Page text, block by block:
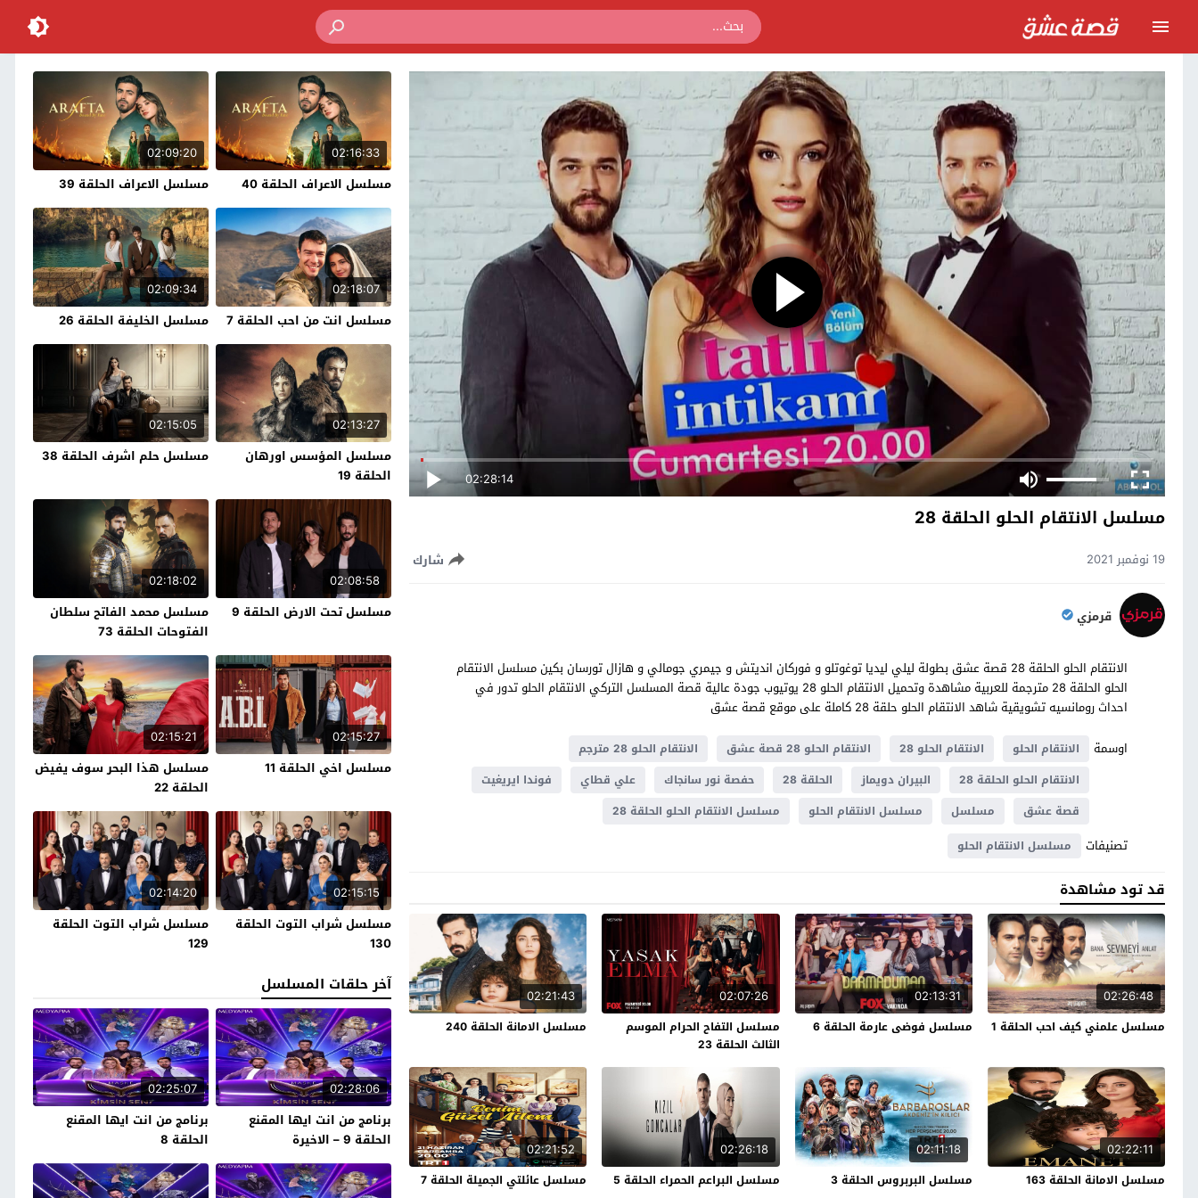
02:28:14
مسلسل الانتقام الحلو الحلقة 28
19 نوفمبر 2021 شارك
قرمزي
الانتقام الحلو الحلقة 28 قصة عشق بطولة ليلي ليديا توغوتلو و فوركان انديتش و جيمري جومالي و هازال تورسان بكين مسلسل الانتقام
الحلو الحلقة 28 مترجمة للعربية مشاهدة وتحميل الانتقام الحلو 28 يوتيوب جودة عالية قصة المسلسل التركي الانتقام الحلو تدور في
احداث رومانسيه تشويقية شاهد الانتقام الحلو حلقة 28 كاملة على موقع قصة عشق
اوسمة
الانتقام الحلو الانتقام الحلو 28 الانتقام الحلو 28 قصة عشق
الانتقام الحلو 28 مترجم
الانتقام الحلو الحلقة 28
البيران دويماز الحلقة 28 حفصة نور سانجاك علي قطاي
فوندا ايريغيت
قصة عشق
مسلسل مسلسل الانتقام الحلو مسلسل الانتقام الحلو الحلقة 28
تصنيفات مسلسل الانتقام الحلو
قد تود مشاهدة
02:26:48
مسلسل علمني كيف احب الحلقة 1
02:13:31
مسلسل فوضى عارمة الحلقة 6
02:07:26
مسلسل التفاح الحرام الموسم
الثالث الحلقة 23
02:21:43
مسلسل الامانة الحلقة 240
02:22:11
مسلسل الامانة الحلقة 163
02:11:18
مسلسل البربروس الحلقة 3
02:26:18
مسلسل البراعم الحمراء الحلقة 5
02:21:52
مسلسل عائلتي الجميلة الحلقة 7
02:16:33
مسلسل الاعراف الحلقة 40
02:09:20
مسلسل الاعراف الحلقة 39
02:18:07
مسلسل انت من احب الحلقة 7
02:09:34
مسلسل الخليفة الحلقة 26
02:13:27
مسلسل المؤسس اورهان
الحلقة 19
02:15:05
مسلسل حلم اشرف الحلقة 38
02:08:58
مسلسل تحت الارض الحلقة 9
02:18:02
مسلسل محمد الفاتح سلطان
الفتوحات الحلقة 73
02:15:27
مسلسل اخي الحلقة 11
02:15:21
مسلسل هذا البحر سوف يفيض
الحلقة 22
02:15:15
مسلسل شراب التوت الحلقة
130
02:14:20
مسلسل شراب التوت الحلقة
129
آخر حلقات المسلسل
02:28:06
برنامج من انت ايها المقنع
الحلقة 9 – الاخيرة
02:25:07
برنامج من انت ايها المقنع
الحلقة 8